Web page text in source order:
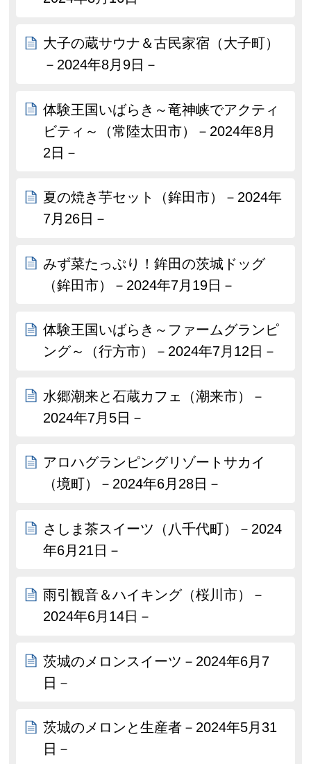
大子の蔵サウナ＆古民家宿（大子町）
－2024年8月9日－
体験王国いばらき～竜神峡でアクティ
ビティ～（常陸太田市）－2024年8月
2日－
夏の焼き芋セット（鉾田市）－2024年
7月26日－
みず菜たっぷり！鉾田の茨城ドッグ
（鉾田市）－2024年7月19日－
体験王国いばらき～ファームグランピ
ング～（行方市）－2024年7月12日－
水郷潮来と石蔵カフェ（潮来市）－
2024年7月5日－
アロハグランピングリゾートサカイ
（境町）－2024年6月28日－
さしま茶スイーツ（八千代町）－2024
年6月21日－
雨引観音＆ハイキング（桜川市）－
2024年6月14日－
茨城のメロンスイーツ－2024年6月7
日－
茨城のメロンと生産者－2024年5月31
日－